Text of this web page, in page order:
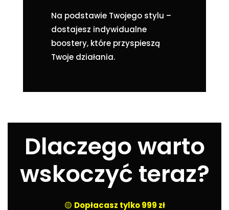
Na podstawie Twojego stylu –
dostajesz indywidualne
boostery, które przyspieszą
Twoje działania.
Dlaczego warto
wskoczyć teraz?
🟡 Dopłacasz tylko 999 zł